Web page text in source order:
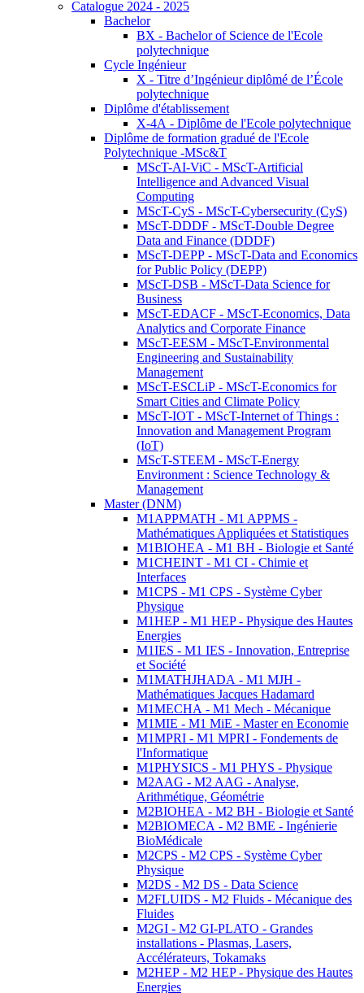
Catalogue 2024 - 2025
Bachelor
BX - Bachelor of Science de l'Ecole
polytechnique
Cycle Ingénieur
X - Titre d’Ingénieur diplômé de l’École
polytechnique
Diplôme d'établissement
X-4A - Diplôme de l'Ecole polytechnique
Diplôme de formation gradué de l'Ecole
Polytechnique -MSc&T
MScT-AI-ViC - MScT-Artificial
Intelligence and Advanced Visual
Computing
MScT-CyS - MScT-Cybersecurity (CyS)
MScT-DDDF - MScT-Double Degree
Data and Finance (DDDF)
MScT-DEPP - MScT-Data and Economics
for Public Policy (DEPP)
MScT-DSB - MScT-Data Science for
Business
MScT-EDACF - MScT-Economics, Data
Analytics and Corporate Finance
MScT-EESM - MScT-Environmental
Engineering and Sustainability
Management
MScT-ESCLiP - MScT-Economics for
Smart Cities and Climate Policy
MScT-IOT - MScT-Internet of Things :
Innovation and Management Program
(IoT)
MScT-STEEM - MScT-Energy
Environment : Science Technology &
Management
Master (DNM)
M1APPMATH - M1 APPMS -
Mathématiques Appliquées et Statistiques
M1BIOHEA - M1 BH - Biologie et Santé
M1CHEINT - M1 CI - Chimie et
Interfaces
M1CPS - M1 CPS - Système Cyber
Physique
M1HEP - M1 HEP - Physique des Hautes
Energies
M1IES - M1 IES - Innovation, Entreprise
et Société
M1MATHJHADA - M1 MJH -
Mathématiques Jacques Hadamard
M1MECHA - M1 Mech - Mécanique
M1MIE - M1 MiE - Master en Economie
M1MPRI - M1 MPRI - Fondements de
l'Informatique
M1PHYSICS - M1 PHYS - Physique
M2AAG - M2 AAG - Analyse,
Arithmétique, Géométrie
M2BIOHEA - M2 BH - Biologie et Santé
M2BIOMECA - M2 BME - Ingénierie
BioMédicale
M2CPS - M2 CPS - Système Cyber
Physique
M2DS - M2 DS - Data Science
M2FLUIDS - M2 Fluids - Mécanique des
Fluides
M2GI - M2 GI-PLATO - Grandes
installations - Plasmas, Lasers,
Accélérateurs, Tokamaks
M2HEP - M2 HEP - Physique des Hautes
Energies